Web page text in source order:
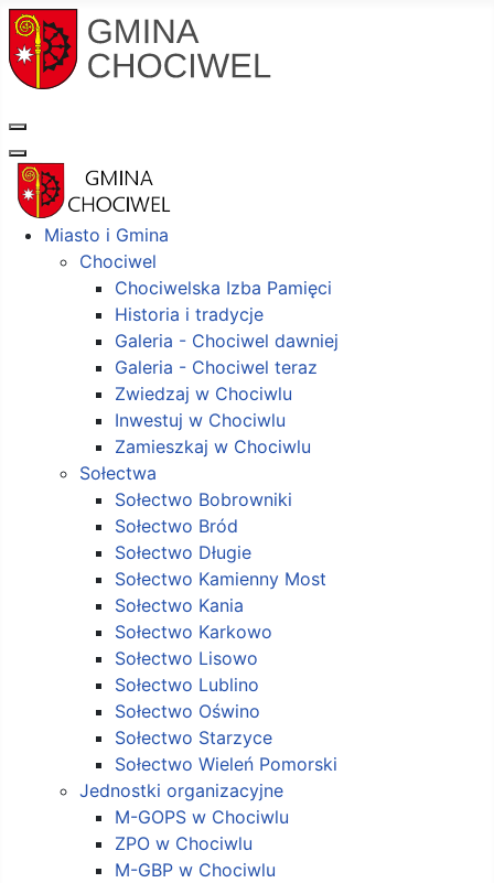
Miasto i Gmina
Chociwel
Chociwelska Izba Pamięci
Historia i tradycje
Galeria - Chociwel dawniej
Galeria - Chociwel teraz
Zwiedzaj w Chociwlu
Inwestuj w Chociwlu
Zamieszkaj w Chociwlu
Sołectwa
Sołectwo Bobrowniki
Sołectwo Bród
Sołectwo Długie
Sołectwo Kamienny Most
Sołectwo Kania
Sołectwo Karkowo
Sołectwo Lisowo
Sołectwo Lublino
Sołectwo Oświno
Sołectwo Starzyce
Sołectwo Wieleń Pomorski
Jednostki organizacyjne
M-GOPS w Chociwlu
ZPO w Chociwlu
M-GBP w Chociwlu